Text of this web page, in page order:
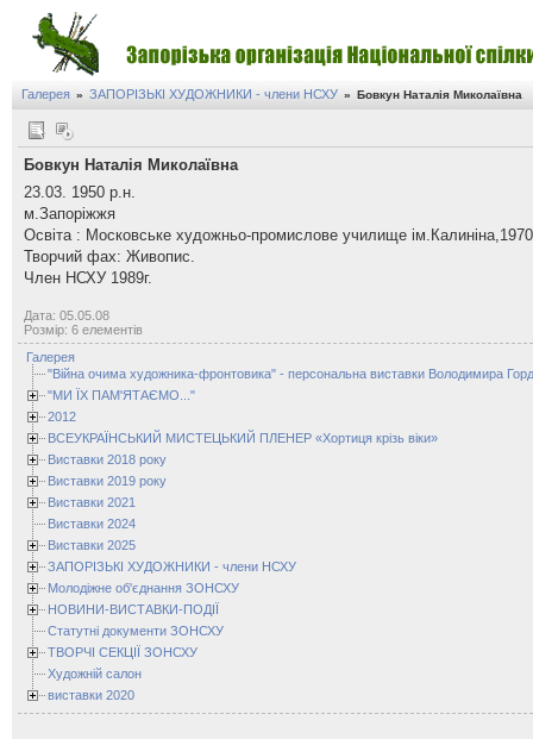
Галерея » ЗАПОРІЗЬКІ ХУДОЖНИКИ - члени НСХУ » Бовкун Наталія Миколаївна
Бовкун Наталія Миколаївна
23.03. 1950 р.н.
м.Запоріжжя
Освіта : Московське художньо-промислове училище
Творчий фах: Живопис.
Член НСХУ 1989г.
Дата: 05.05.08
Розмір: 6 елементів
Галерея
"Війна очима художника-фронтовика" - персональна виставки Володимира
"МИ ЇХ ПАМ'ЯТАЄМО..."
2012
ВСЕУКРАЇНСЬКИЙ МИСТЕЦЬКИЙ ПЛЕНЕР «Хортиця крізь віки»
Виставки 2018 року
Виставки 2019 року
Виставки 2021
Виставки 2024
Виставки 2025
ЗАПОРІЗЬКІ ХУДОЖНИКИ - члени НСХУ
Молодіжне об'єднання ЗОНСХУ
НОВИНИ-ВИСТАВКИ-ПОДІЇ
Статутні документи ЗОНСХУ
ТВОРЧІ СЕКЦІЇ ЗОНСХУ
Художній салон
виставки 2020